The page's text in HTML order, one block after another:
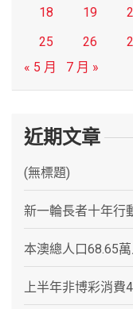
18 19
25
26
« 5 月
7 月 »
近期文章
(無標題)
新一輪長者十年行
本澳總人口68.65
上半年非博彩消費